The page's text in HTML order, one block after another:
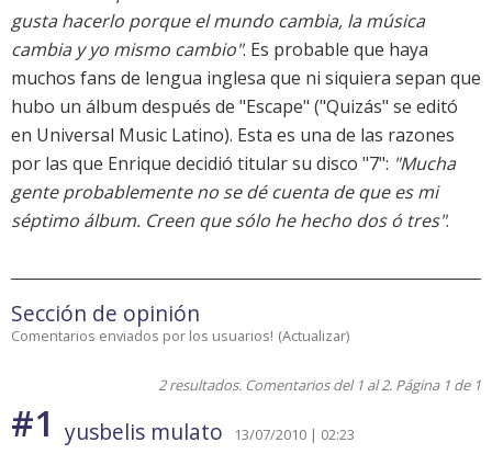
gusta hacerlo porque el mundo cambia, la música
cambia y yo mismo cambio". Es probable que haya
muchos fans de lengua inglesa que ni siquiera sepan que
hubo un álbum después de "Escape" ("Quizás" se editó
en Universal Music Latino). Esta es una de las razones
por las que Enrique decidió titular su disco "7": "Mucha
gente probablemente no se dé cuenta de que es mi
séptimo álbum. Creen que sólo he hecho dos ó tres".
Sección de opinión
Comentarios enviados por los usuarios! (Actualizar)
2 resultados. Comentarios del 1 al 2. Página 1 de 1
#1 yusbelis mulato 13/07/2010 | 02:23